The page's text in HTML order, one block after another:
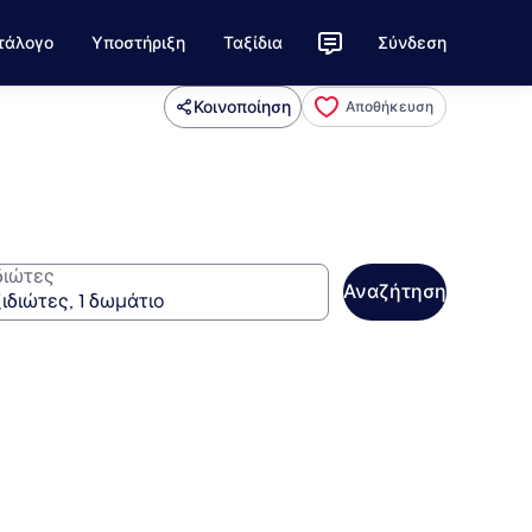
Υποστήριξη Ταξίδια Σύνδεση
Κοινοποίηση Αποθήκευση
Αναζήτηση